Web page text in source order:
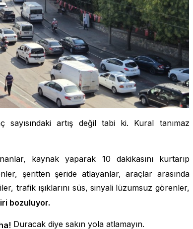
artış değil tabi ki. Kural tanımaz
kaynak yaparak 10 dakikasını kurtarıp
şeritten şeride atlayanlar, araçlar arasında
trafik ışıklarını süs, sinyali lüzumsuz görenler,
bozuluyor.
Duracak diye sakın yola atlamayın.